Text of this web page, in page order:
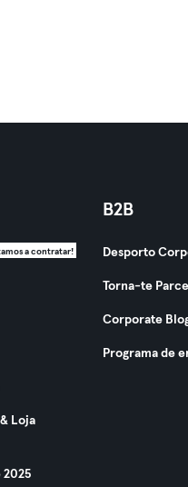
a contratar!
Loja
B2B
Desporto
Torna-te
Corporate
Programa de